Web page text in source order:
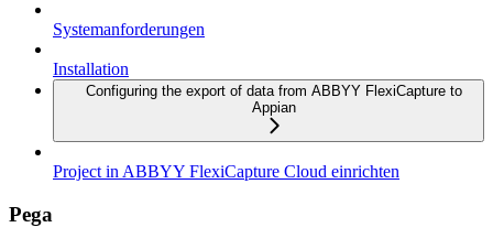
Systemanforderungen
Installation
Configuring the export of data from ABBYY FlexiCapture to
Appian
Project in ABBYY FlexiCapture Cloud einrichten
Pega